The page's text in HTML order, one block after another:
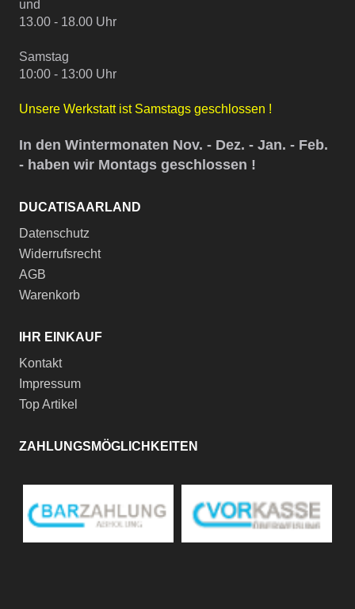
und
13.00 - 18.00 Uhr
Samstag
10:00 - 13:00 Uhr
Unsere Werkstatt ist Samstags geschlossen !
In den Wintermonaten Nov. - Dez. - Jan. - Feb.
- haben wir Montags geschlossen !
DUCATISAARLAND
Datenschutz
Widerrufsrecht
AGB
Warenkorb
IHR EINKAUF
Kontakt
Impressum
Top Artikel
ZAHLUNGSMÖGLICHKEITEN